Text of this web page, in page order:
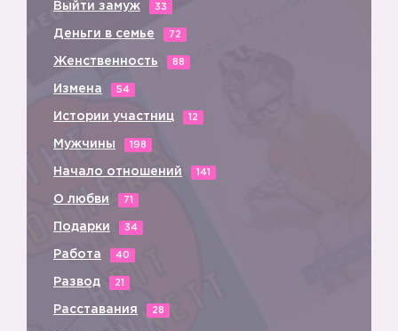
Выйти замуж 33
Деньги в семье 72
Женственность 88
Измена 54
Истории участниц 12
Мужчины 198
Начало отношений 141
О любви 71
Подарки 34
Работа 40
Развод 21
Расставания 28